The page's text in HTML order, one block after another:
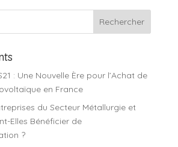
: Une Nouvelle Ère pour l’Achat de
en France
du Secteur Métallurgie et
Elles Bénéficier de
?